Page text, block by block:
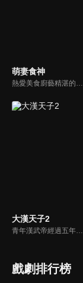
萌妻食神
熱愛美食廚藝精湛的現代少女葉佳瑤，陰錯陽差之下穿越到了古代，還被綁匪綁到黑風寨，被迫嫁給原為世子爺的黑風寨主當家夏淳於！黑風寨被攻破後，葉佳瑤女扮男裝來到京城，憑藉精湛的廚藝成為京城飲食界的霸主。而夏淳于與葉佳瑤兩人在京城重逢之後，捲入奪嫡事件，克服了重重困難，與葉佳瑤終成眷屬。
大漢天子2
青年漢武帝經過五年執政，平息後宮勢力、抗拒外患入侵、粉碎政變陰謀，坐穩了皇帝寶座，正是開展雄才大略之時。能臣汲黯受到賞識，並引薦另一位奇才主父偃，漢武帝視其張固再世，委以重任。國力強盛使漢武帝屢屢北伐外族，只是規模巨大的戰爭使漢室逐漸捉襟見肘，諸侯勢力蠢蠢欲動。
戲劇排行榜